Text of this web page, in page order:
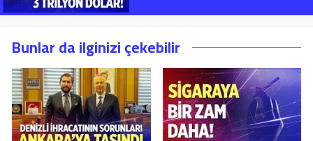
Bunlar da ilginizi çekebilir